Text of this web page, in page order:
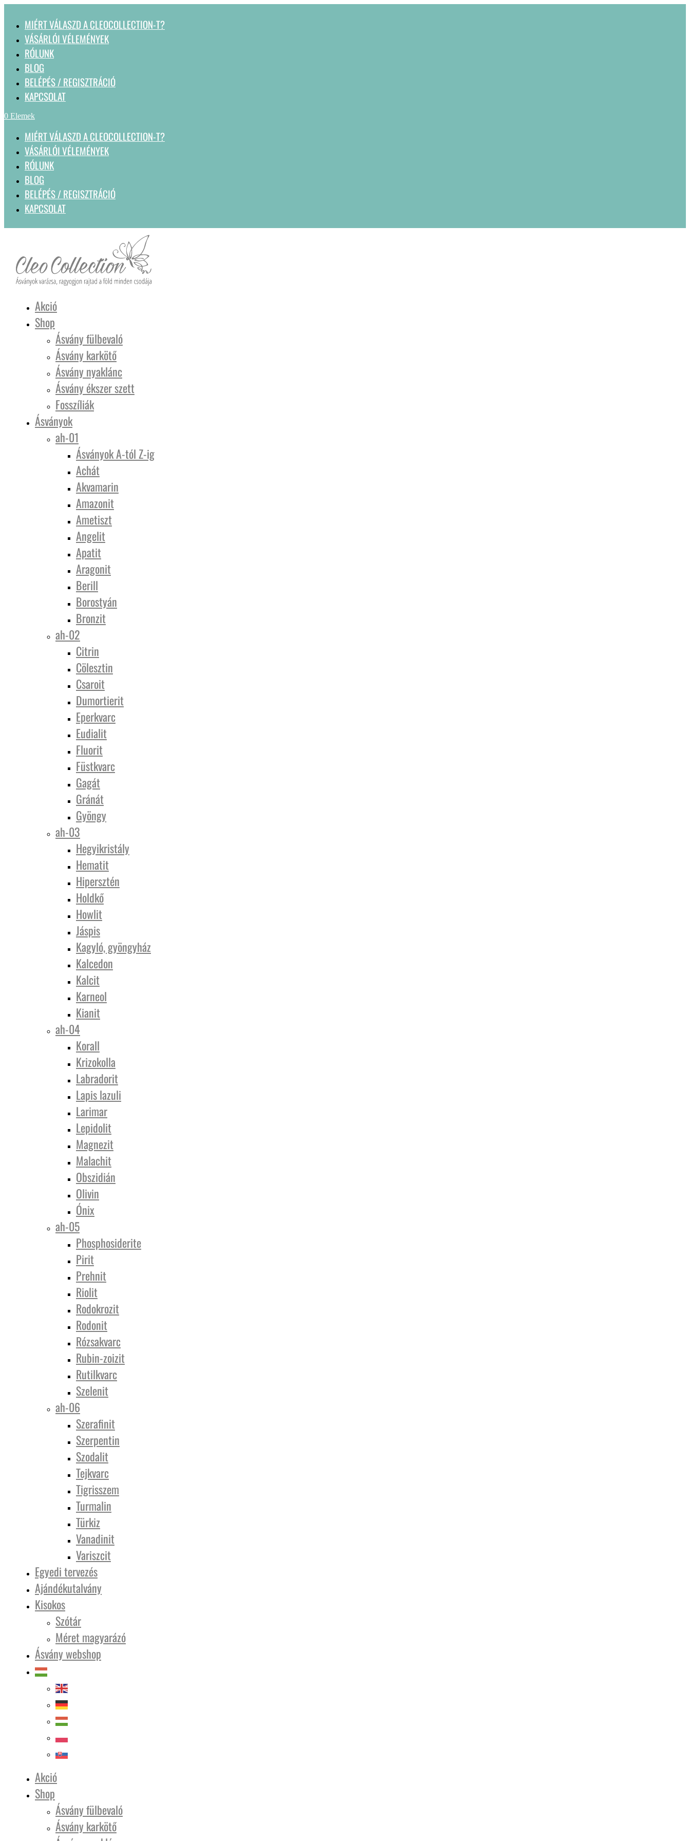
MIÉRT VÁLASZD A CLEOCOLLECTION-T?
VÁSÁRLÓI VÉLEMÉNYEK
RÓLUNK
BLOG
BELÉPÉS / REGISZTRÁCIÓ
KAPCSOLAT
0 Elemek
MIÉRT VÁLASZD A CLEOCOLLECTION-T?
VÁSÁRLÓI VÉLEMÉNYEK
RÓLUNK
BLOG
BELÉPÉS / REGISZTRÁCIÓ
KAPCSOLAT
Akció
Shop
Ásvány fülbevaló
Ásvány karkötő
Ásvány nyaklánc
Ásvány ékszer szett
Fosszíliák
Ásványok
ah-01
Ásványok A-tól Z-ig
Achát
Akvamarin
Amazonit
Ametiszt
Angelit
Apatit
Aragonit
Berill
Borostyán
Bronzit
ah-02
Citrin
Cölesztin
Csaroit
Dumortierit
Eperkvarc
Eudialit
Fluorit
Füstkvarc
Gagát
Gránát
Gyöngy
ah-03
Hegyikristály
Hematit
Hipersztén
Holdkő
Howlit
Jáspis
Kagyló, gyöngyház
Kalcedon
Kalcit
Karneol
Kianit
ah-04
Korall
Krizokolla
Labradorit
Lapis lazuli
Larimar
Lepidolit
Magnezit
Malachit
Obszidián
Olivin
Ónix
ah-05
Phosphosiderite
Pirit
Prehnit
Riolit
Rodokrozit
Rodonit
Rózsakvarc
Rubin-zoizit
Rutilkvarc
Szelenit
ah-06
Szerafinit
Szerpentin
Szodalit
Tejkvarc
Tigrisszem
Turmalin
Türkiz
Vanadinit
Variszcit
Egyedi tervezés
Ajándékutalvány
Kisokos
Szótár
Méret magyarázó
Ásvány webshop
Akció
Shop
Ásvány fülbevaló
Ásvány karkötő